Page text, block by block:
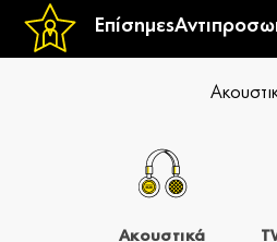
Επίσημες
Ακουστικά